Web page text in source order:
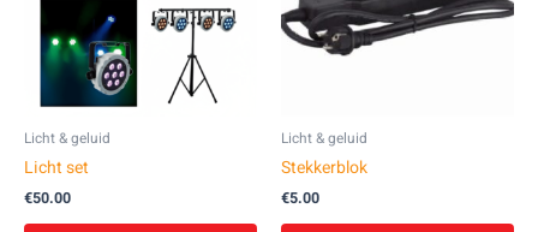
Licht & geluid
Licht set
€50.00
Licht & geluid
Stekkerblok
€5.00